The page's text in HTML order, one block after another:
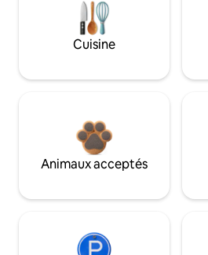
Cuisine
Animaux acceptés